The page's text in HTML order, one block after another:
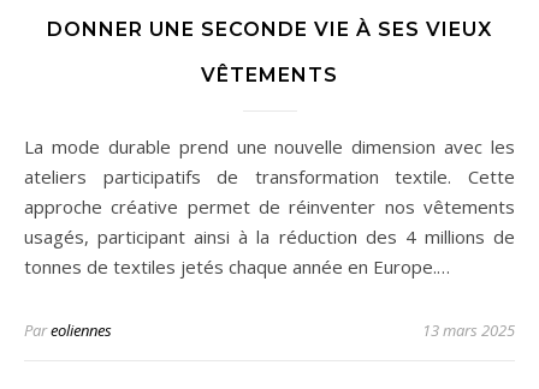
DONNER UNE SECONDE VIE À SES VIEUX
VÊTEMENTS
La mode durable prend une nouvelle dimension avec les
ateliers participatifs de transformation textile. Cette
approche créative permet de réinventer nos vêtements
usagés, participant ainsi à la réduction des 4 millions de
tonnes de textiles jetés chaque année en Europe.…
Pareoliennes 13 mars 2025